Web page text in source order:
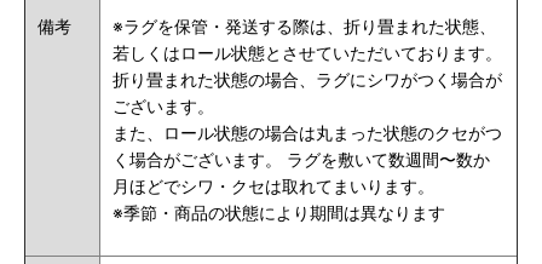
備考
※ラグを保管・発送する際は、折り畳まれた状態、
若しくはロール状態とさせていただいております。
折り畳まれた状態の場合、ラグにシワがつく場合が
ございます。
また、ロール状態の場合は丸まった状態のクセがつ
く場合がございます。 ラグを敷いて数週間〜数か
月ほどでシワ・クセは取れてまいります。
※季節・商品の状態により期間は異なります